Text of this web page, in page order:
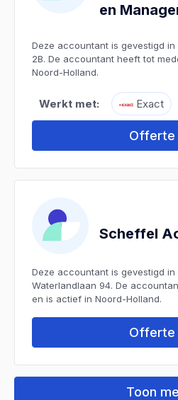
en
Deze accountant is gevestigd
2B. De accountant heeft tot
Noord-Holland.
Werkt met: Exact
Offerte
Scheffel
Deze accountant is gevestigd in
Waterlandlaan 94. De
en is actief in Noord-Holland.
Offerte
Toon